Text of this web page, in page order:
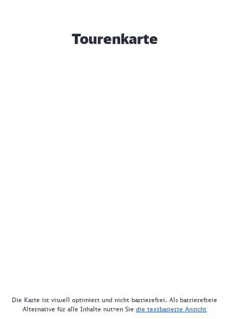
Muskelentspannung oder Nordic Aqua Walking im
Tourenkarte
Die Karte ist visuell optimiert und nicht barrierefrei. Als barrierefreie
Alternative für alle Inhalte nutzen Sie die textbasierte Ansicht